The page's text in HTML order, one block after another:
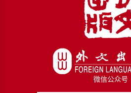
微信公众号